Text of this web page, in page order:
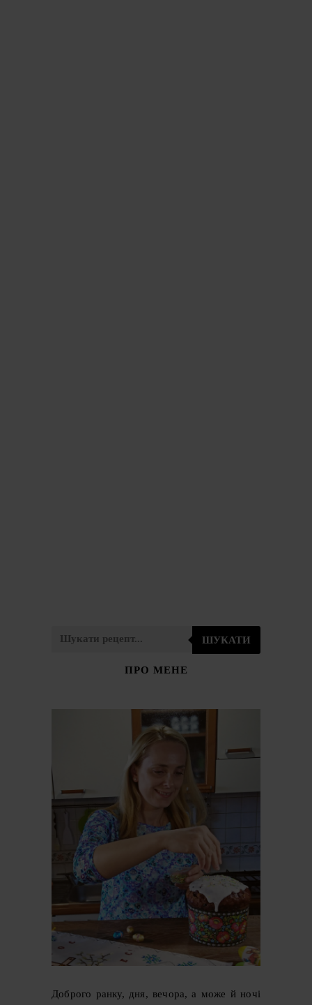
ШУКАТИ
ПРО МЕНЕ
Доброго ранку, дня, вечора, а може й ночі